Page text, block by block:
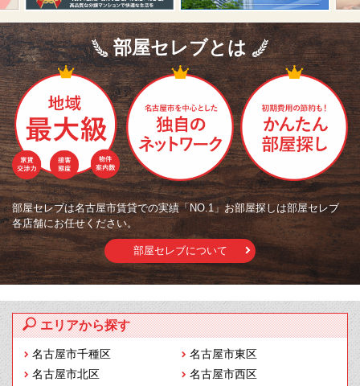
部屋セレブとは
部屋セレブは名古屋市賃貸での実績「NO.1」お部屋探しは部屋セレブ
各店舗にお任せください。
部屋セレブについて
エリアから探す
名古屋市千種区
名古屋市東区
名古屋市北区
名古屋市西区